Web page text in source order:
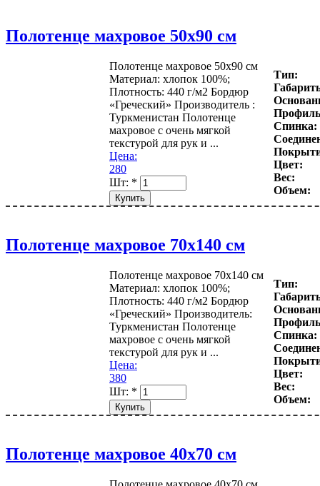
Полотенце махровое 50х90 см
Полотенце махровое 50х90 см
Материал: хлопок 100%;
Плотность: 440 г/м2 Бордюр
«Греческий» Производитель :
Туркменистан Полотенце
махровое с очень мягкой
текстурой для рук и ...
Цена:
280
Шт: *
Тип:
Спинка:
Цвет:
Вес:
Объем:
Полотенце махровое 70х140 см
Полотенце махровое 70х140 см
Материал: хлопок 100%;
Плотность: 440 г/м2 Бордюр
«Греческий» Производитель:
Туркменистан Полотенце
махровое с очень мягкой
текстурой для рук и ...
Цена:
380
Шт: *
Тип:
Спинка:
Цвет:
Вес:
Объем:
Полотенце махровое 40х70 см